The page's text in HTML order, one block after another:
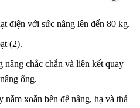
điện với sức nâng lên đến 80 kg.
(2).
chắc chắn và liên kết quay
ống.
xoắn bên để nâng, hạ và thả